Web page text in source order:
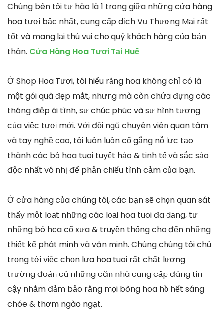
Chúng bên tôi tự hào là 1 trong giữa những cửa hàng
hoa tươi bậc nhất, cung cấp dịch Vụ Thương Mại rất
tốt và mang lại thú vui cho quý khách hàng của bản
thân. Cửa Hàng Hoa Tươi Tại Huế
Ở Shop Hoa Tươi, tôi hiểu rằng hoa không chỉ có là
một gói quà đẹp mắt, nhưng mà còn chứa đựng các
thông điệp ái tình, sự chúc phúc và sự hình tượng
của việc tươi mới. Với đội ngũ chuyên viên quan tâm
và tay nghề cao, tôi luôn luôn cố gắng nỗ lực tạo
thành các bó hoa tuoi tuyệt hảo & tinh tế và sắc sảo
độc nhất vô nhị để phản chiếu tình cảm của bạn.
Ở cửa hàng của chúng tôi, các bạn sẽ chọn quan sát
thấy một loạt những các loại hoa tuoi đa dạng, tự
những bó hoa cổ xưa & truyền thống cho đến những
thiết kế phát minh và văn minh. Chúng chúng tôi chú
trọng tới việc chọn lựa hoa tuoi rất chất lượng
trường đoản cú những căn nhà cung cấp đáng tin
cậy nhằm đảm bảo rằng mọi bông hoa hồ hết sáng
chóe & thơm ngào ngạt.